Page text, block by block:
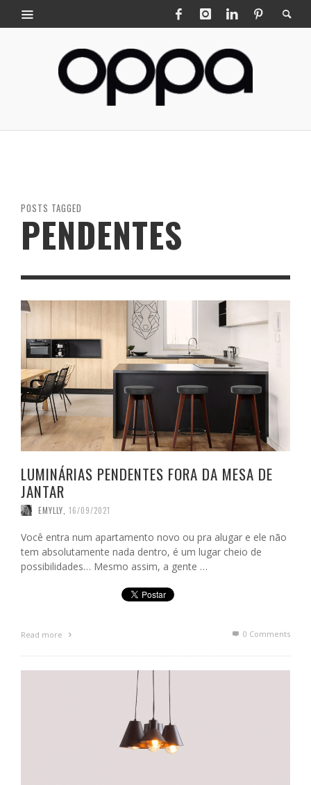
POSTS TAGGED
PENDENTES
LUMINÁRIAS PENDENTES FORA DA MESA DE
JANTAR
EMYLLY 16/09/2021
Você entra num apartamento novo ou pra alugar e ele não
tem absolutamente nada dentro, é um lugar cheio de
possibilidades… Mesmo assim, a gente …
Read more 0 Comments